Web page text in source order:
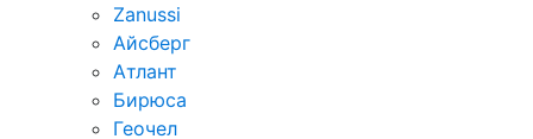
Zanussi
Айсберг
Атлант
Бирюса
Геочел